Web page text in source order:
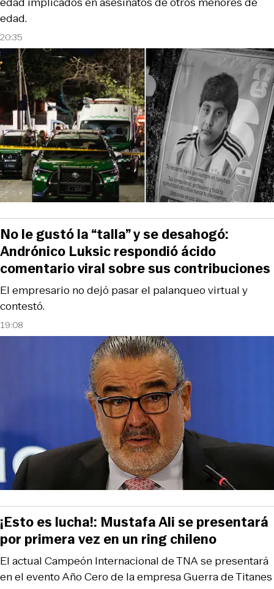
20:35
edad.
19:08
El empresario no dejó pasar el palanqueo virtual y
contestó.
No le gustó la “talla” y se desahogó:
Andrónico Luksic respondió ácido
comentario viral sobre sus contribuciones
El actual Campeón Internacional de TNA se presentará
en el evento Año Cero de la empresa Guerra de Titanes
¡Esto es lucha!: Mustafa Ali se presentará
por primera vez en un ring chileno